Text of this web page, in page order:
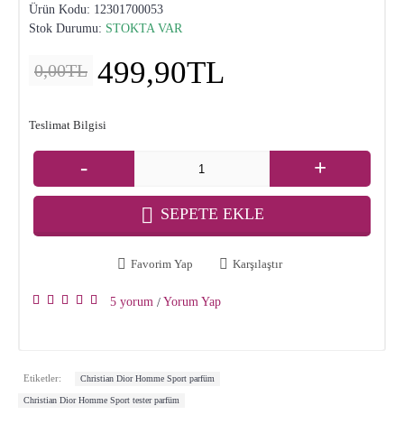
Ürün Kodu: 12301700053
Stok Durumu: STOKTA VAR
0,00TL 499,90TL
Teslimat Bilgisi
- +
SEPETE EKLE
Favorim Yap Karşılaştır
5 yorum / Yorum Yap
Etiketler: Christian Dior Homme Sport parfüm
Christian Dior Homme Sport tester parfüm